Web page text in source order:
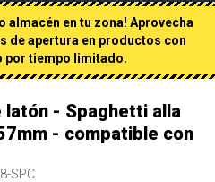
almacén en tu zona! Aprovecha
de apertura en productos con
por tiempo limitado.
- Spaghetti alla
- compatible con
SPC